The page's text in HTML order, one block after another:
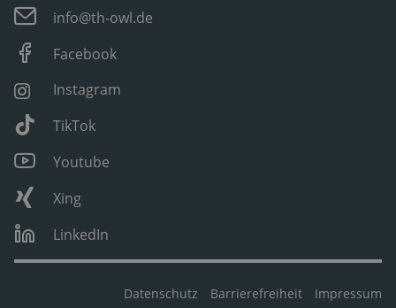
info@th-owl.de
Facebook
Instagram
TikTok
Youtube
Xing
LinkedIn
Datenschutz Barrierefreiheit Impressum